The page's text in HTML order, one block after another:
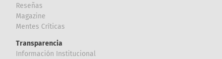
Reseñas
Magazine
Mentes Críticas
Transparencia
Información Institucional